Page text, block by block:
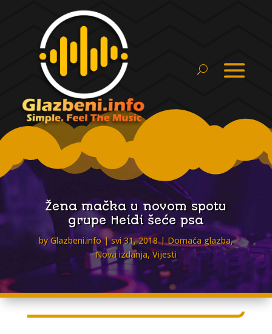
Žena mačka u novom spotu
grupe Heidi šeće psa
byGlazbeni.info svi 31, 2018 Domaća glazba,
Nova izdanja, Vijesti